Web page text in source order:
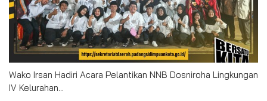
Wako Irsan Hadiri Acara Pelantikan NNB Dosniroha Lingkungan
IV Kelurahan...